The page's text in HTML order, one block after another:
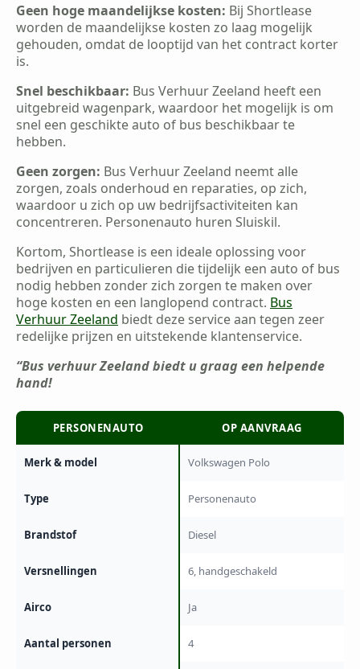
Geen hoge maandelijkse kosten: Bij Shortlease
worden de maandelijkse kosten zo laag mogelijk
gehouden, omdat de looptijd van het contract korter
is.
Snel beschikbaar: Bus Verhuur Zeeland heeft een
uitgebreid wagenpark, waardoor het mogelijk is om
snel een geschikte auto of bus beschikbaar te
hebben.
Geen zorgen: Bus Verhuur Zeeland neemt alle
zorgen, zoals onderhoud en reparaties, op zich,
waardoor u zich op uw bedrijfsactiviteiten kan
concentreren. Personenauto huren Sluiskil.
Kortom, Shortlease is een ideale oplossing voor
bedrijven en particulieren die tijdelijk een auto of bus
nodig hebben zonder zich zorgen te maken over
hoge kosten en een langlopend contract. Bus
Verhuur Zeeland biedt deze service aan tegen zeer
redelijke prijzen en uitstekende klantenservice.
“Bus verhuur Zeeland biedt u graag een helpende
hand!
PERSONENAUTO OP AANVRAAG
Merk & model Volkswagen Polo
Type Personenauto
Brandstof Diesel
Versnellingen 6, handgeschakeld
Airco Ja
Aantal personen 4